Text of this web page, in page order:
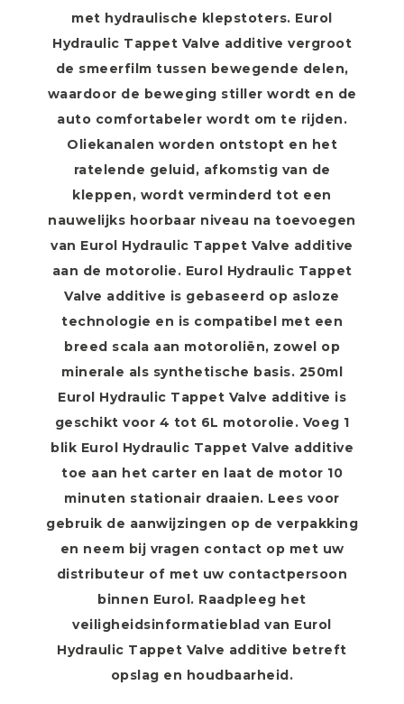
met hydraulische klepstoters. Eurol
Hydraulic Tappet Valve additive vergroot
de smeerfilm tussen bewegende delen,
waardoor de beweging stiller wordt en de
auto comfortabeler wordt om te rijden.
Oliekanalen worden ontstopt en het
ratelende geluid, afkomstig van de
kleppen, wordt verminderd tot een
nauwelijks hoorbaar niveau na toevoegen
van Eurol Hydraulic Tappet Valve additive
aan de motorolie. Eurol Hydraulic Tappet
Valve additive is gebaseerd op asloze
technologie en is compatibel met een
breed scala aan motoroliën, zowel op
minerale als synthetische basis. 250ml
Eurol Hydraulic Tappet Valve additive is
geschikt voor 4 tot 6L motorolie. Voeg 1
blik Eurol Hydraulic Tappet Valve additive
toe aan het carter en laat de motor 10
minuten stationair draaien. Lees voor
gebruik de aanwijzingen op de verpakking
en neem bij vragen contact op met uw
distributeur of met uw contactpersoon
binnen Eurol. Raadpleeg het
veiligheidsinformatieblad van Eurol
Hydraulic Tappet Valve additive betreft
opslag en houdbaarheid.